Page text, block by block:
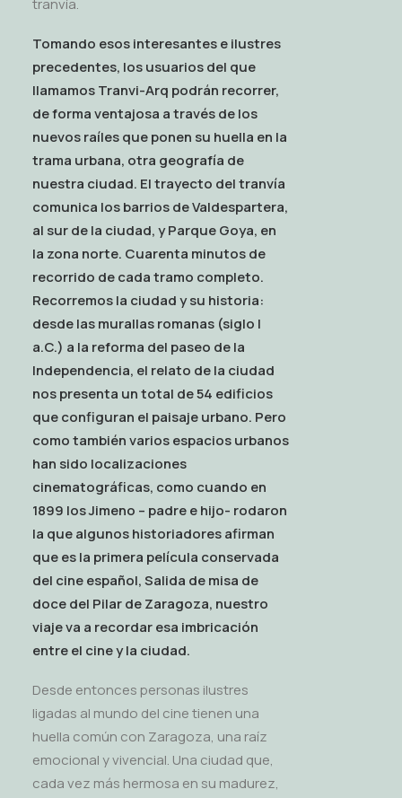
tranvía.
Tomando esos interesantes e ilustres
precedentes, los usuarios del que
llamamos Tranvi-Arq podrán recorrer,
de forma ventajosa a través de los
nuevos raíles que ponen su huella en la
trama urbana, otra geografía de
nuestra ciudad. El trayecto del tranvía
comunica los barrios de Valdespartera,
al sur de la ciudad, y Parque Goya, en
la zona norte. Cuarenta minutos de
recorrido de cada tramo completo.
Recorremos la ciudad y su historia:
desde las murallas romanas (siglo I
a.C.) a la reforma del paseo de la
Independencia, el relato de la ciudad
nos presenta un total de 54 edificios
que configuran el paisaje urbano. Pero
como también varios espacios urbanos
han sido localizaciones
cinematográficas, como cuando en
1899 los Jimeno – padre e hijo- rodaron
la que algunos historiadores afirman
que es la primera película conservada
del cine español, Salida de misa de
doce del Pilar de Zaragoza, nuestro
viaje va a recordar esa imbricación
entre el cine y la ciudad.
Desde entonces personas ilustres
ligadas al mundo del cine tienen una
huella común con Zaragoza, una raíz
emocional y vivencial. Una ciudad que,
cada vez más hermosa en su madurez,